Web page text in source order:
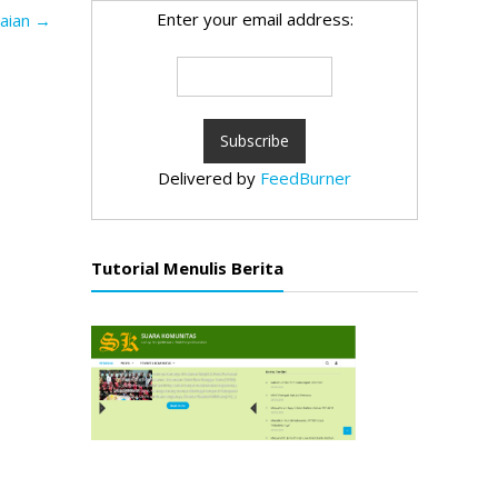
→ Enter your email address:
Delivered by FeedBurner
Tutorial Menulis Berita